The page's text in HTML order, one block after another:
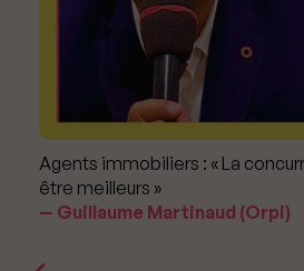
Agents immobiliers : « La
être meilleurs »
Guillaume Martinaud (Orpi)